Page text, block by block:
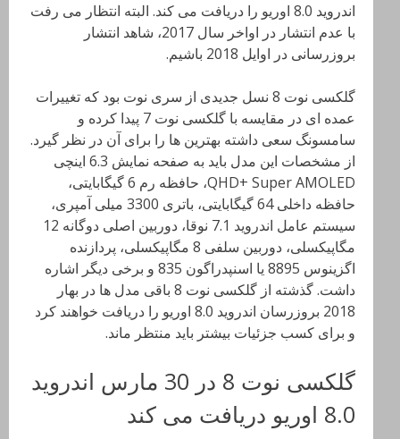
اندروید 8.0 اوریو را دریافت می کند. البته انتظار می رفت
با عدم انتشار در اواخر سال 2017، شاهد انتشار
بروزرسانی در اوایل 2018 باشیم
.
گلکسی نوت 8 نسل جدیدی از سری نوت بود که تغییرات
عمده ای در مقایسه با گلکسی نوت 7 پیدا کرده و
سامسونگ سعی داشته بهترین ها را برای آن در نظر گیرد.
از مشخصات این مدل باید به صفحه نمایش 6.3 اینچی
QHD+ Super AMOLED، حافظه رم 6 گیگابایتی،
حافظه داخلی 64 گیگابایتی، باتری 3300 میلی آمپری،
سیستم عامل اندروید 7.1 نوقا، دوربین اصلی دوگانه 12
مگاپیکسلی، دوربین سلفی 8 مگاپیکسلی، پردازنده
اگزینوس 8895 یا اسنپدراگون 835 و برخی دیگر اشاره
داشت
. گذشته از گلکسی نوت 8 باقی مدل ها در بهار
2018 بروزرسان اندروید 8.0 اوریو را دریافت خواهند کرد
و برای کسب جزئیات بیشتر باید منتظر ماند.
گلکسی نوت 8 در 30 مارس اندروید
8.0 اوریو دریافت می کند